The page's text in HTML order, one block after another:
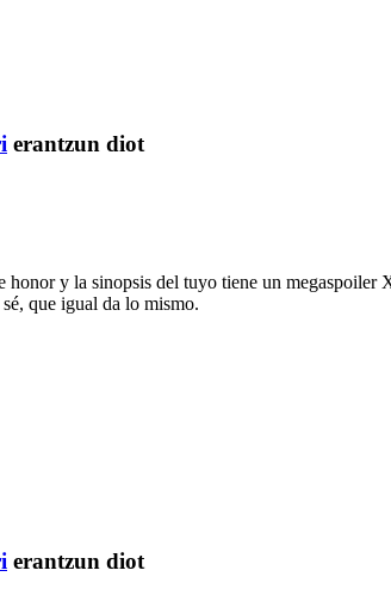
erantzun diot
honor y la sinopsis del tuyo tiene un
que igual da lo mismo.
erantzun diot